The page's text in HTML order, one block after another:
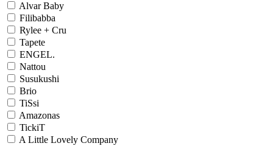
Alvar Baby
Filibabba
Rylee + Cru
Tapete
ENGEL.
Nattou
Susukushi
Brio
TiSsi
Amazonas
TickiT
A Little Lovely Company